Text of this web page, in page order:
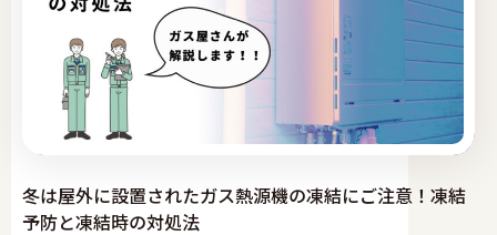
冬は屋外に設置されたガス熱源機の凍結にご注意！凍結
予防と凍結時の対処法